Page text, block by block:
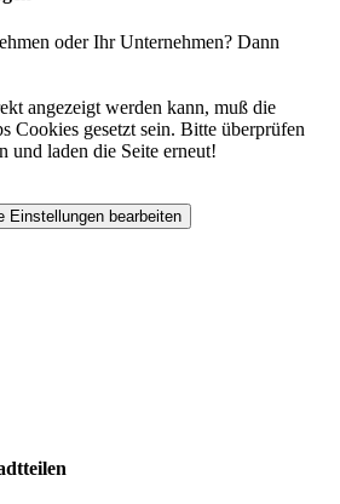
oder Ihr Unternehmen? Dann
angezeigt werden kann, muß die
Cookies gesetzt sein. Bitte überprüfen
und laden die Seite erneut!
Einstellungen bearbeiten